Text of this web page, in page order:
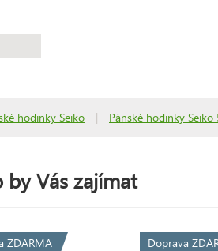
hodinky Seiko | Pánské hodinky Seiko
by Vás zajímat
ZDARMA Doprava